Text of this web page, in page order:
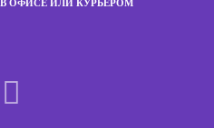
ОФИСЕ ИЛИ КУРЬЕРОМ